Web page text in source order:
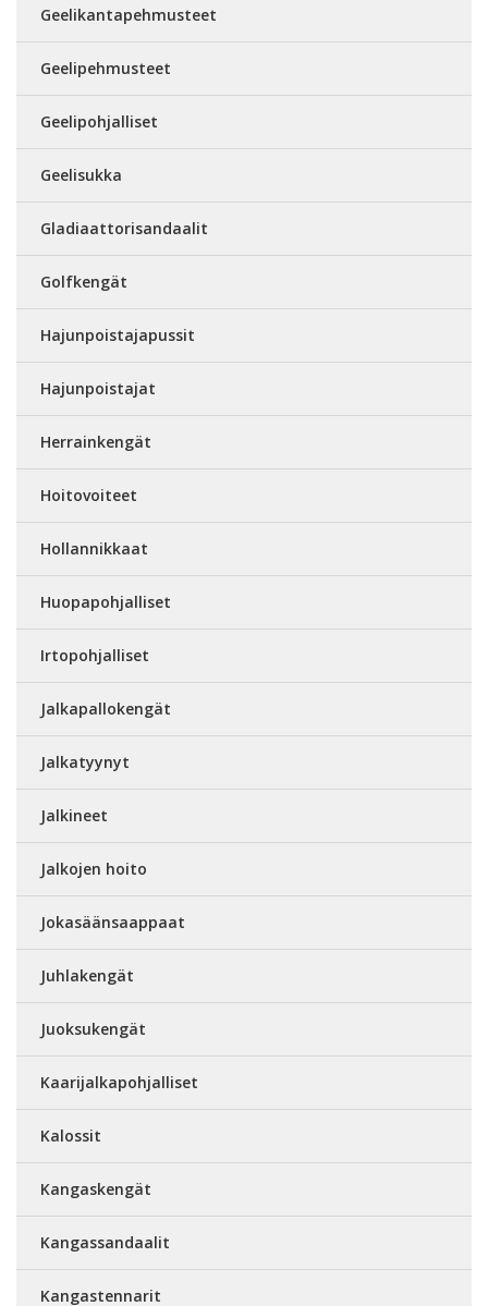
Geelikantapehmusteet
Geelipehmusteet
Geelipohjalliset
Geelisukka
Gladiaattorisandaalit
Golfkengät
Hajunpoistajapussit
Hajunpoistajat
Herrainkengät
Hoitovoiteet
Hollannikkaat
Huopapohjalliset
Irtopohjalliset
Jalkapallokengät
Jalkatyynyt
Jalkineet
Jalkojen hoito
Jokasäänsaappaat
Juhlakengät
Juoksukengät
Kaarijalkapohjalliset
Kalossit
Kangaskengät
Kangassandaalit
Kangastennarit